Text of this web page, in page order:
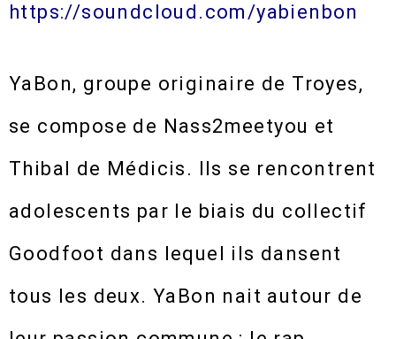
https://soundcloud.com/yabienbon
YaBon, groupe originaire de Troyes,
se compose de Nass2meetyou et
Thibal de Médicis. Ils se rencontrent
adolescents par le biais du collectif
Goodfoot dans lequel ils dansent
tous les deux. YaBon nait autour de